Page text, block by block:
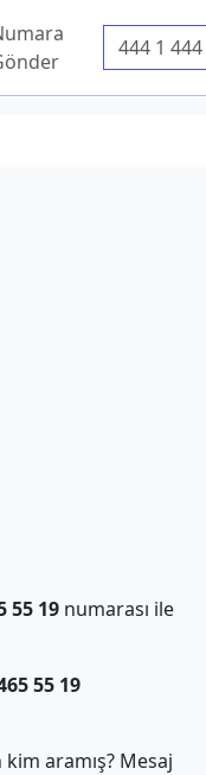
Telefon
55 19numarası ile
55 19
aramış? Mesaj